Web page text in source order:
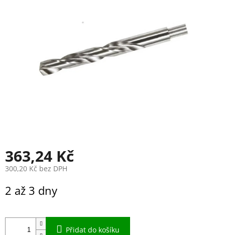
363,24 Kč
300,20 Kč bez DPH
cena:
2 až 3 dny
Přidat do košíku